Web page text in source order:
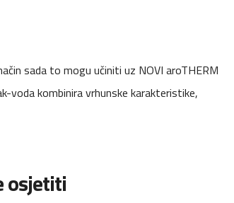
sada to mogu učiniti uz NOVI aroTHERM
voda kombinira vrhunske karakteristike,
osjetiti